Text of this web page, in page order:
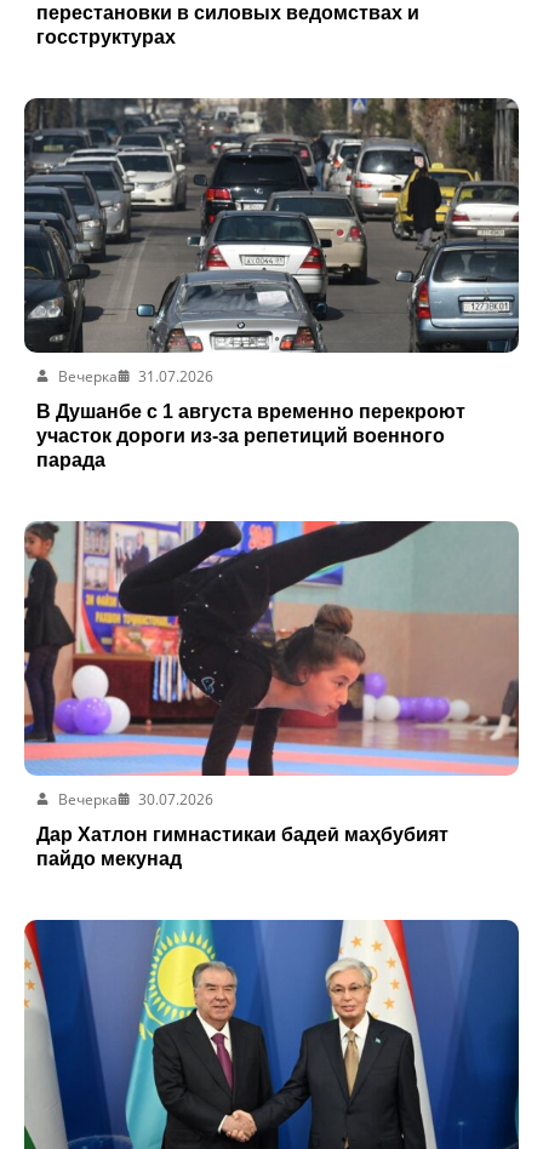
перестановки в силовых ведомствах и
госструктурах
Вечерка
31.07.2026
В Душанбе с 1 августа временно перекроют
участок дороги из-за репетиций военного
парада
Вечерка
30.07.2026
Дар Хатлон гимнастикаи бадеӣ маҳбубият
пайдо мекунад